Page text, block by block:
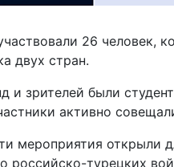
26 человек,
двух стран.
и зрителей были
активно
мероприятия открыли
российско-турецких